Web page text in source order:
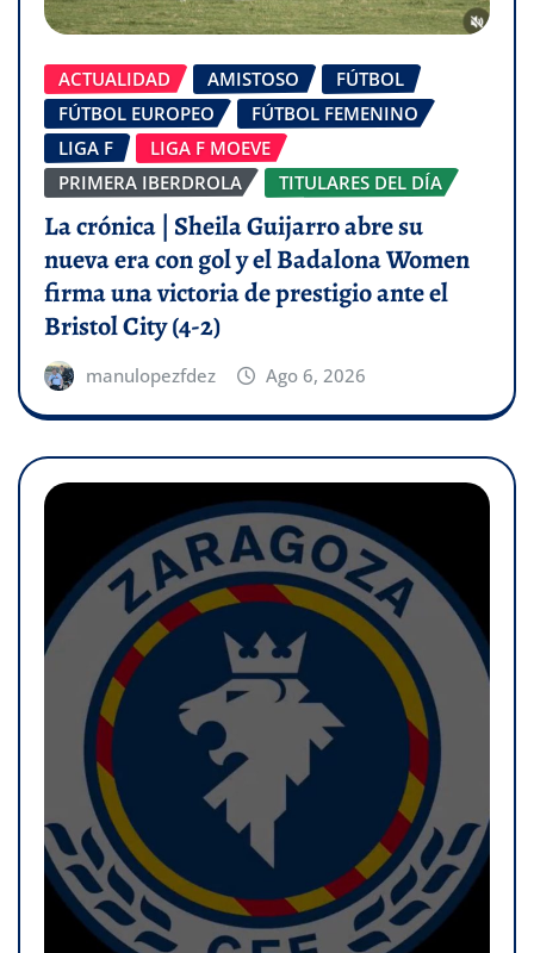
ACTUALIDAD AMISTOSO
FÚTBOL
FÚTBOL EUROPEO
FÚTBOL FEMENINO
LIGA F
LIGA F MOEVE
PRIMERA IBERDROLA
TITULARES DEL DÍA
La crónica | Sheila Guijarro abre su
nueva era con gol y el Badalona Women
firma una victoria de prestigio ante el
Bristol City (4-2)
manulopezfdez Ago 6, 2026